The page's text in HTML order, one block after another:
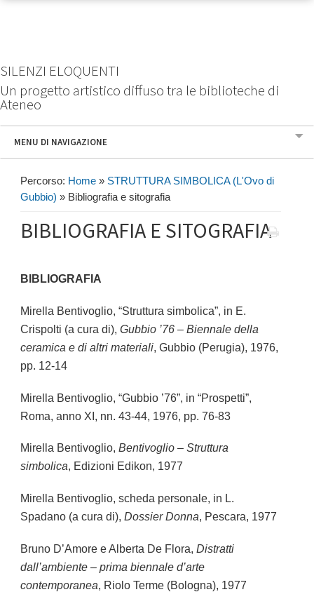
SILENZI ELOQUENTI
Un progetto artistico diffuso tra le biblioteche di
Ateneo
MENU DI NAVIGAZIONE
Percorso: Home » STRUTTURA SIMBOLICA (L'Ovo di
Gubbio) » Bibliografia e sitografia
BIBLIOGRAFIA E SITOGRAFIA
BIBLIOGRAFIA
Mirella Bentivoglio, “Struttura simbolica”, in E.
Crispolti (a cura di), Gubbio ’76 – Biennale della
ceramica e di altri materiali, Gubbio (Perugia), 1976,
pp. 12-14
Mirella Bentivoglio, “Gubbio ’76”, in “Prospetti”,
Roma, anno XI, nn. 43-44, 1976, pp. 76-83
Mirella Bentivoglio, Bentivoglio – Struttura
simbolica, Edizioni Edikon, 1977
Mirella Bentivoglio, scheda personale, in L.
Spadano (a cura di), Dossier Donna, Pescara, 1977
Bruno D’Amore e Alberta De Flora, Distratti
dall’ambiente – prima biennale d’arte
contemporanea, Riolo Terme (Bologna), 1977